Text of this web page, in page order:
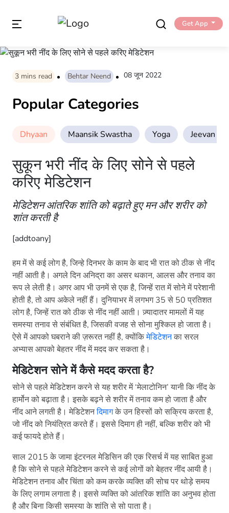
Get App
3 mins read Behtar Neend 08 जून 2022
Popular Categories
Dhyaan Maansik Swastha Yoga Jeevan
सुकून भरी नींद के लिए सोने से पहले
करिए मेडिटेशन
मेडिटेशन आंतरिक शांति को बढ़ाते हुए मन और शरीर को
शांत करती है
[addtoany]
हम में से कई लोग है, जिन्हे दिनभर के काम के बाद भी रात को ठीक से नींद
नहीं आती है। अगले दिन अनिद्रा का असर थकान, आलस और तनाव का
रूप ले लेती है। अगर आप भी उनमें से एक है, जिन्हें रात में सोने में परेशानी
होती है, तो आप अकेले नहीं हैं। दुनियाभर में लगभग 35 से 50 प्रतिशत
लोग है, जिन्हें रात को ठीक से नींद नहीं आती। ज़्यादातर मामलों में यह
समस्या तनाव से संबंधित है, जिसकी वजह से सोना मुश्किल हो जाता है।
ऐसे में आपको घबराने की ज़रूरत नहीं है, क्योंकिमेडिटेशनका सरल
अभ्यास आपको बेहतर नींद में मदद कर सकता है।
मेडिटेशन सोने में कैसे मदद करता है?
सोने से पहले मेडिटेशन करने से यह शरीर में ‘मेलाटोनिन’ यानी कि नींद के
हार्मोन को बढ़ाता है। इसके बढ़ने से शरीर में तनाव कम हो जाता है और
नींद आने लगती है। मेडिटेशनदिमागके उन हिस्सों को सक्रिय करता है,
जो नींद को नियंत्रित करते हैं। इससे दिमाग ही नहीं, बल्कि शरीर को भी
कई फायदे होते हैं।
साल 2015 के जामा इंटरनल मेडिसिन की एक रिसर्च में यह साबित हुआ
है कि सोने से पहले मेडिटेशन करने से कई लोगों को बेहतर नींद आयी है।
मेडिटेशन तनाव और चिंता को कम करके व्यक्ति की सोच पर थोड़े समय
के लिए लगाम लगाता है। इससे व्यक्ति को आंतरिक शांति का अनुभव होता
है और बिना किसी समस्या के शांति से सो पाता है।